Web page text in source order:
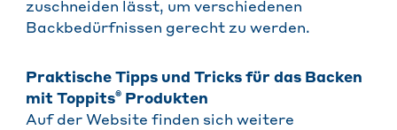
zuschneiden lässt, um verschiedenen
Backbedürfnissen gerecht zu werden.​
Praktische Tipps und Tricks für das Backen
mit Toppits® Produkten
Auf der Website finden sich weitere